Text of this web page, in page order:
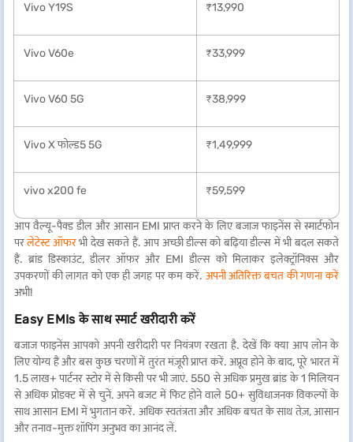
Vivo Y19S ₹13,990
Vivo V60e ₹33,999
Vivo V60 5G ₹38,999
Vivo X फोल्ड5 5G ₹1,49,999
vivo x200 fe ₹59,599
आप वैल्यू-पैक्ड डील और आसान EMI प्राप्त करने के लिए बजाज फाइनेंस से स्मार्टफोन
परलेटेस्ट ऑफरभी देख सकते हैं. आप अच्छी डील्स को बढ़िया डील्स में भी बदल सकते
हैं. ब्रांड डिस्काउंट, डीलर ऑफर और EMI डील्स को मिलाकर इलेक्ट्रॉनिक्स और
उपकरणों की लागत को एक ही जगह पर कम करें. अपनी अतिरिक्त बचत की गणना करें
अभी!
Easy EMIs के साथ स्मार्ट खरीदारी करें
बजाज फाइनेंस आपको अपनी खरीदारी पर नियंत्रण रखता है. देखें कि क्या आप लोन के
लिए योग्य हैं और बस कुछ चरणों में तुरंत मंज़ूरी प्राप्त करें. अप्रूव होने के बाद, पूरे भारत में
1.5 लाख+ पार्टनर स्टोर में से किसी पर भी जाएं. 550 से अधिक प्रमुख ब्रांड के 1 मिलियन
से अधिक प्रोडक्ट में से चुनें. अपने बजट में फिट होने वाले 50+ सुविधाजनक विकल्पों के
साथ आसान EMI में भुगतान करें. अधिक स्वतंत्रता और अधिक बचत के साथ तेज़, आसान
और तनाव-मुक्त शॉपिंग अनुभव का आनंद लें.